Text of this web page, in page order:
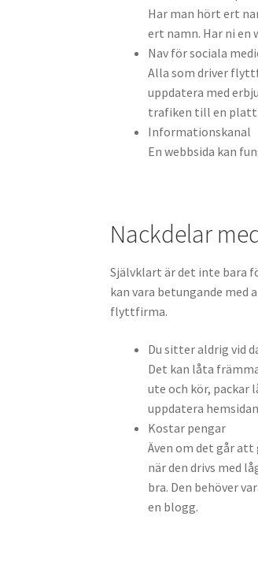
Har man hört ert
ert namn. Har ni en
Nav för sociala
Alla som driver
uppdatera med
trafiken till en
Informationskanal
En webbsida kan
Nackdelar
Självklart är det inte bara
kan vara betungande
flyttfirma.
Du sitter aldrig vid
Det kan låta
ute och kör, packar
uppdatera
Kostar pengar
Även om det går
när den drivs med
bra. Den behöver
en blogg.